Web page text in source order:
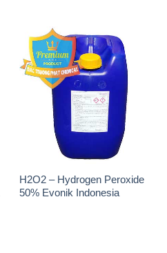
H2O2 – Hydrogen Peroxide
50% Evonik Indonesia